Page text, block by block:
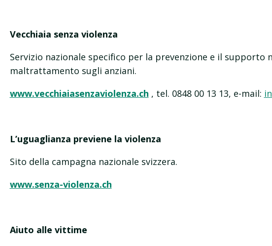
Vecchiaia senza violenza
Servizio nazionale specifico per la prevenzione e il supporto
maltrattamento sugli anziani.
www.vecchiaiasenzaviolenza.ch , tel. 0848 00 13 13, e-mail:
L’uguaglianza previene la violenza
Sito della campagna nazionale svizzera.
www.senza-violenza.ch
Aiuto alle vittime